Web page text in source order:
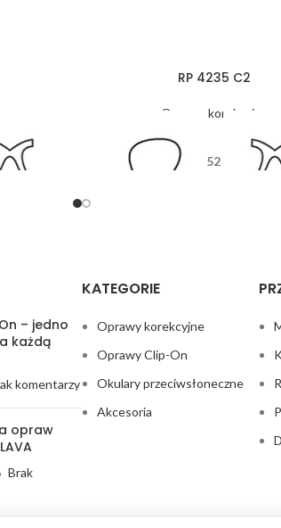
RP 4235 C2
Oprawy korekcyjne
52
– jedno
każdą
komentarzy
opraw
Brak
KATEGORIE
Oprawy korekcyjne
Oprawy Clip-On
Okulary przeciwsłoneczne
Akcesoria